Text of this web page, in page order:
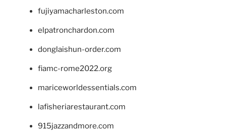
fujiyamacharleston.com
elpatronchardon.com
donglaishun-order.com
fiamc-rome2022.org
mariceworldessentials.com
lafisheriarestaurant.com
915jazzandmore.com